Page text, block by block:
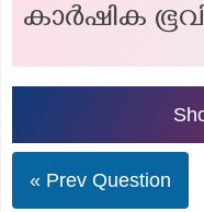
കാർഷിക
« Prev Question